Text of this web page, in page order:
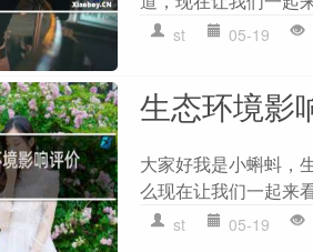
st 05-19
生态环境影
大家好我是小蝌蚪，
么现在让我们一起来
st 05-19